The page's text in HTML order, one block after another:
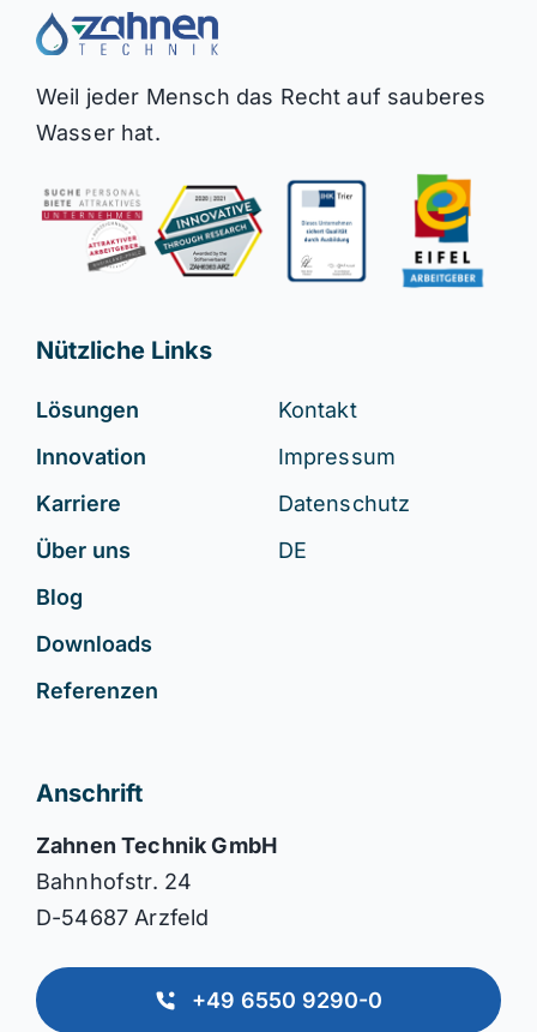
Weil jeder Mensch das Recht auf sauberes
Wasser hat.
Nützliche Links
Lösungen
Innovation
Karriere
Über uns
Blog
Downloads
Referenzen
Kontakt
Impressum
Datenschutz
DE
Anschrift
Zahnen Technik GmbH
Bahnhofstr. 24
D-54687 Arzfeld
+49 6550 9290-0